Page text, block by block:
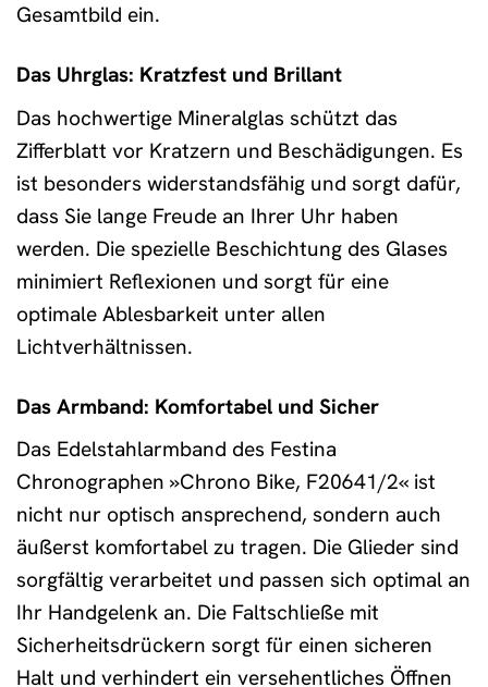
Gesamtbild ein.
Das Uhrglas: Kratzfest und Brillant
Das hochwertige Mineralglas schützt das
Zifferblatt vor Kratzern und Beschädigungen. Es
ist besonders widerstandsfähig und sorgt dafür,
dass Sie lange Freude an Ihrer Uhr haben
werden. Die spezielle Beschichtung des Glases
minimiert Reflexionen und sorgt für eine
optimale Ablesbarkeit unter allen
Lichtverhältnissen.
Das Armband: Komfortabel und Sicher
Das Edelstahlarmband des Festina
Chronographen »Chrono Bike, F20641/2« ist
nicht nur optisch ansprechend, sondern auch
äußerst komfortabel zu tragen. Die Glieder sind
sorgfältig verarbeitet und passen sich optimal an
Ihr Handgelenk an. Die Faltschließe mit
Sicherheitsdrückern sorgt für einen sicheren
Halt und verhindert ein versehentliches Öffnen